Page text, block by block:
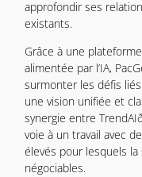
approfondir ses
existants.
Grâce à une
alimentée par l’IA,
surmonter les défis
une vision unifiée et
synergie entre
voie à un travail avec
élevés pour lesquels
négociables.